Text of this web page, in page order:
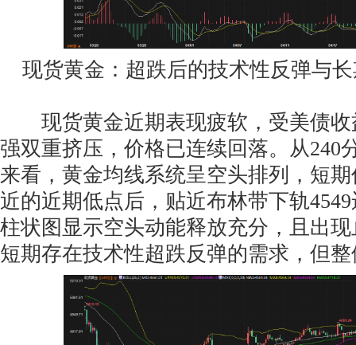
现货黄金：超跌后的技术性反弹与
现货黄金近期表现疲软，受美债收
强双重挤压，价格已连续回落。从240
来看，黄金均线系统呈空头排列，短
近的近期低点后，贴近布林带下轨
柱状图显示空头动能释放充分，且出
短期存在技术性超跌反弹的需求，但